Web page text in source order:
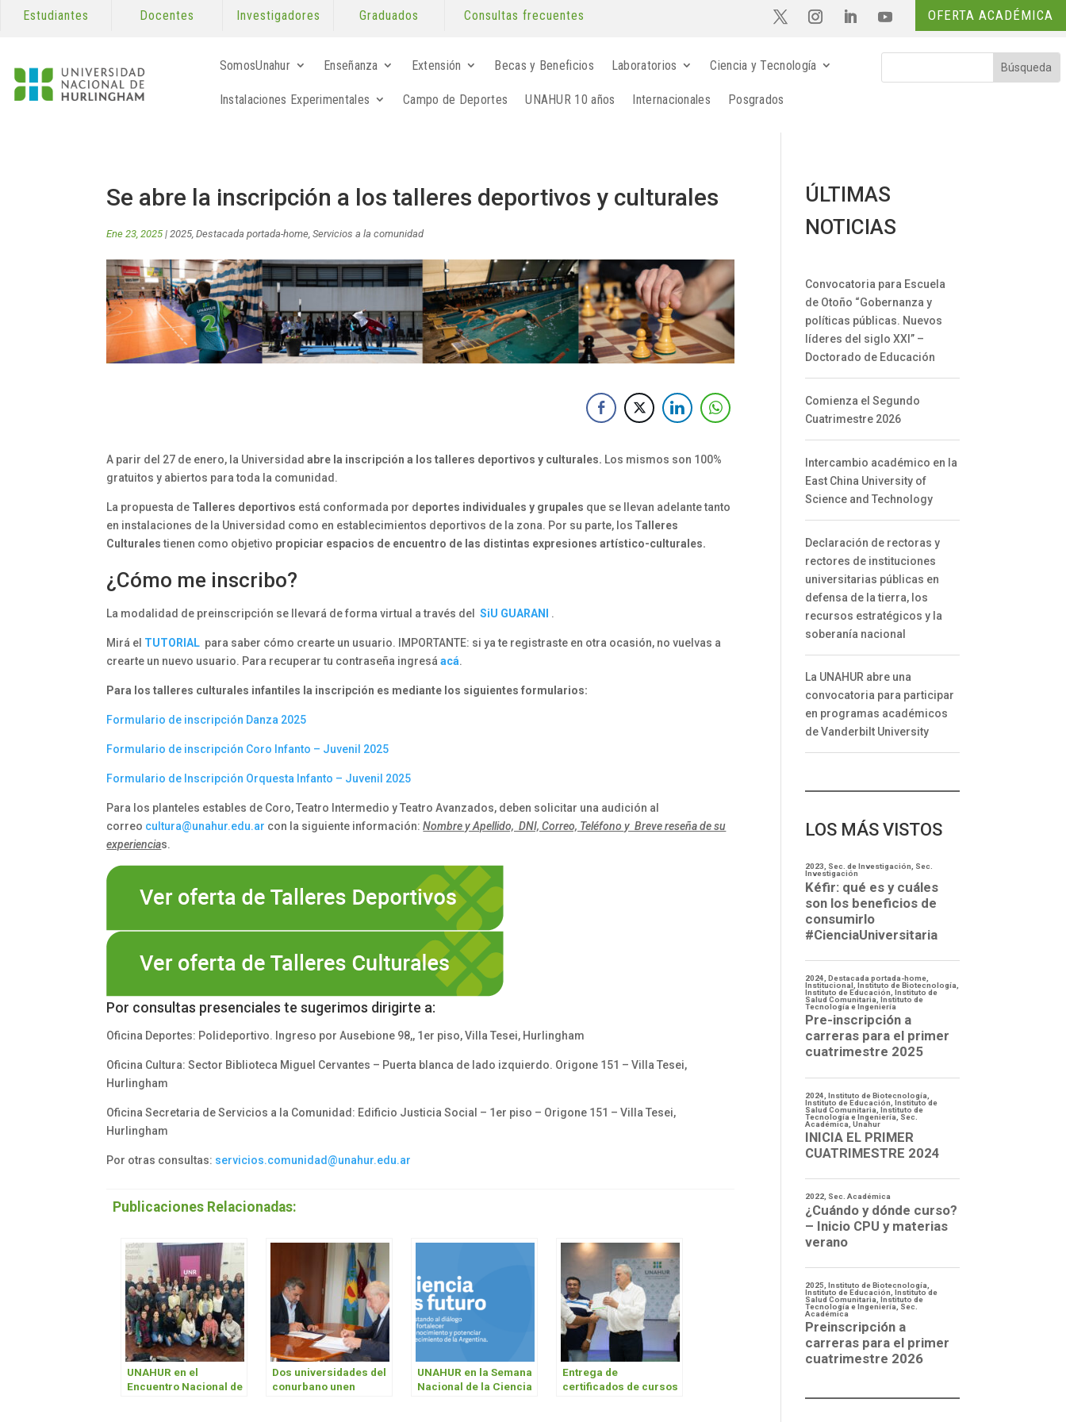
Estudiantes Docentes Investigadores Graduados Consultas frecuentes OFERTA ACADÉMICA
SomosUnahur Enseñanza Extensión Becas y Beneficios Laboratorios Ciencia y Tecnología
Instalaciones Experimentales Campo de Deportes UNAHUR 10 años Internacionales Posgrados
Se abre la inscripción a los talleres deportivos y culturales
Ene 23, 2025 |2025,Destacada portada-home,Servicios a la comunidad
A parir del 27 de enero, la Universidadabre la inscripción a los talleres deportivos y culturales. Los mismos son 100%
gratuitos y abiertos para toda la comunidad.
La propuesta de Talleres deportivos está conformada por d eportes individuales y grupales que se llevan adelante tanto
en instalaciones de la Universidad como en establecimientos deportivos de la zona. Por su parte, los Talleres
Culturalestienen como objetivo propiciar espacios de encuentro de las distintas expresiones artístico-culturales.
¿Cómo me inscribo?
La modalidad de preinscripción se llevará de forma virtual a través delSiU GUARANI .
Mirá el TUTORIAL para saber cómo crearte un usuario. IMPORTANTE: si ya te registraste en otra ocasión, no vuelvas a
crearte un nuevo usuario. Para recuperar tu contraseña ingresáacá.
Para los talleres culturales infantiles la inscripción es mediante los siguientes formularios:
Formulario de inscripción Danza 2025
Formulario de inscripción Coro Infanto – Juvenil 2025
Formulario de Inscripción Orquesta Infanto – Juvenil 2025
Para los planteles estables de Coro, Teatro Intermedio y Teatro Avanzados, deben solicitar una audición al
correo cultura@unahur.edu.ar con la siguiente información:Nombre y Apellido, DNI, Correo, Teléfono y Breve reseña de su
experiencias.
Por consultas presenciales te sugerimos dirigirte a:
Oficina Deportes: Polideportivo. Ingreso por Ausebione 98,, 1er piso, Villa Tesei, Hurlingham
Oficina Cultura: Sector Biblioteca Miguel Cervantes – Puerta blanca de lado izquierdo. Origone 151 – Villa Tesei,
Hurlingham
Oficina Secretaria de Servicios a la Comunidad: Edificio Justicia Social – 1er piso – Origone 151 – Villa Tesei,
Hurlingham
Por otras consultas: servicios.comunidad@unahur.edu.ar
Publicaciones Relacionadas:
UNAHUR en el
Encuentro Nacional de
Dos universidades del
conurbano unen
UNAHUR en la Semana
Nacional de la Ciencia
Entrega de
certificados de cursos
ÚLTIMAS
NOTICIAS
Convocatoria para Escuela
de Otoño “Gobernanza y
políticas públicas. Nuevos
líderes del siglo XXI” –
Doctorado de Educación
Comienza el Segundo
Cuatrimestre 2026
Intercambio académico en la
East China University of
Science and Technology
Declaración de rectoras y
rectores de instituciones
universitarias públicas en
defensa de la tierra, los
recursos estratégicos y la
soberanía nacional
La UNAHUR abre una
convocatoria para participar
en programas académicos
de Vanderbilt University
LOS MÁS VISTOS